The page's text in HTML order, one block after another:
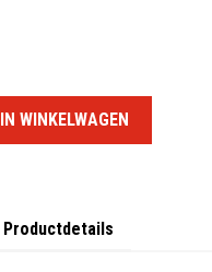
IN WINKELWAGEN
Productdetails